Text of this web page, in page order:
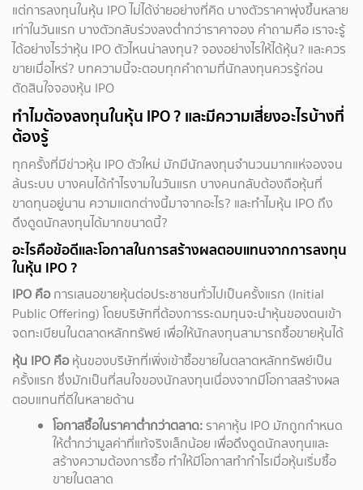
แต่การลงทุนในหุ้น IPO ไม่ได้ง่ายอย่างที่คิด บางตัวราคาพุ่งขึ้นหลาย
เท่าในวันแรก บางตัวกลับร่วงลงต่ำกว่าราคาจอง คำถามคือ เราจะรู้
ได้อย่างไรว่าหุ้น IPO ตัวไหนน่าลงทุน? จองอย่างไรให้ได้หุ้น? และควร
ขายเมื่อไหร่? บทความนี้จะตอบทุกคำถามที่นักลงทุนควรรู้ก่อน
ตัดสินใจจองหุ้น IPO
ทำไมต้องลงทุนในหุ้น IPO ? และมีความเสี่ยงอะไรบ้างที่
ต้องรู้
ทุกครั้งที่มีข่าวหุ้น IPO ตัวใหม่ มักมีนักลงทุนจำนวนมากแห่จองจน
ล้นระบบ บางคนได้กำไรงามในวันแรก บางคนกลับต้องถือหุ้นที่
ขาดทุนอยู่นาน ความแตกต่างนี้มาจากอะไร? และทำไมหุ้น IPO ถึง
ดึงดูดนักลงทุนได้มากขนาดนี้?
อะไรคือข้อดีและโอกาสในการสร้างผลตอบแทนจากการลงทุน
ในหุ้น IPO ?
IPO คือการเสนอขายหุ้นต่อประชาชนทั่วไปเป็นครั้งแรก (Initial
Public Offering) โดยบริษัทที่ต้องการระดมทุนจะนำหุ้นของตนเข้า
จดทะเบียนในตลาดหลักทรัพย์ เพื่อให้นักลงทุนสามารถซื้อขายหุ้นได้
หุ้น IPO คือหุ้นของบริษัทที่เพิ่งเข้าซื้อขายในตลาดหลักทรัพย์เป็น
ครั้งแรก ซึ่งมักเป็นที่สนใจของนักลงทุนเนื่องจากมีโอกาสสร้างผล
ตอบแทนที่ดีในหลายด้าน
โอกาสซื้อในราคาต่ำกว่าตลาด:ราคาหุ้น IPO มักถูกกำหนด
ให้ต่ำกว่ามูลค่าที่แท้จริงเล็กน้อย เพื่อดึงดูดนักลงทุนและ
สร้างความต้องการซื้อ ทำให้มีโอกาสทำกำไรเมื่อหุ้นเริ่มซื้อ
ขายในตลาด